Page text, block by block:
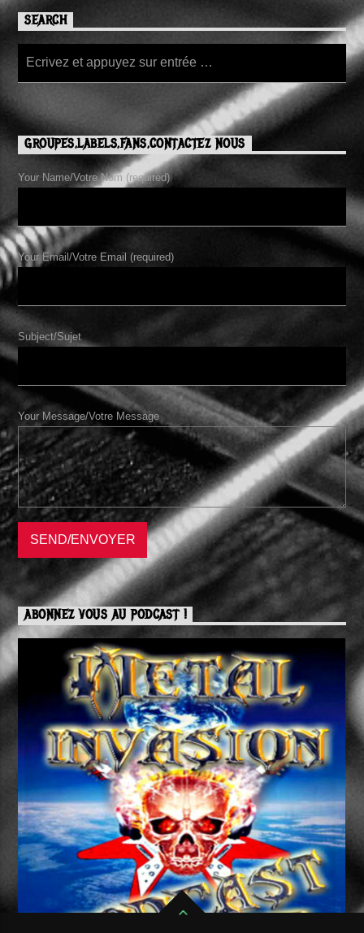
SEARCH
GROUPES,LABELS,FANS,CONTACTEZ NOUS
Your Name/Votre Nom (required)
Your Email/Votre Email (required)
Subject/Sujet
Your Message/Votre Message
ABONNEZ VOUS AU PODCAST !